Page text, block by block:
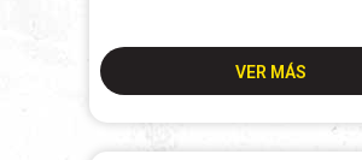
VER MÁS